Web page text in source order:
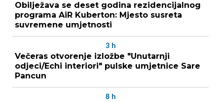
Obilježava se deset godina rezidencijalnog
programa AiR Kuberton: Mjesto susreta
suvremene umjetnosti
3 h
Večeras otvorenje izložbe "Unutarnji
odjeci/Echi interiori" pulske umjetnice Sare
Pancun
8 h